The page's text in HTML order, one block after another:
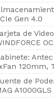
Gen 4.0
de
120mm,
de
A1000GLS